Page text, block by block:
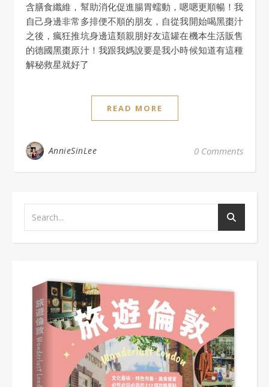
含膳食纖維，幫助消化促進腸胃蠕動，嗯嗯更順暢！我
自己身邊非常多排便不順的朋友，自從我開始喝黑棗汁
之後，瘋狂推坑身邊這類親朋好友這罐在機本生活販售
的德國黑棗原汁！我跟我媽說要是我小時候知道有這種
解秘救星就好了
READ MORE
AnnieSinLee 0 Comments